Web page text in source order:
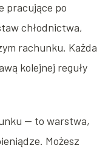
pracujące po
chłodnictwa,
rachunku. Każda
kolejnej reguły
— to warstwa,
Możesz